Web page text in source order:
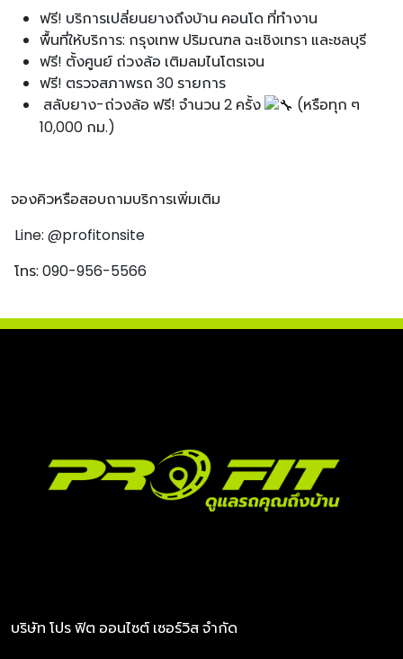
ฟรี! บริการเปลี่ยนยางถึงบ้าน คอนโด ที่ทำงาน
พื้นที่ให้บริการ: กรุงเทพ ปริมณฑล ฉะเชิงเทรา และชลบุรี
ฟรี! ตั้งศูนย์ ถ่วงล้อ เติมลมไนโตรเจน
ฟรี! ตรวจสภาพรถ 30 รายการ
สลับยาง-ถ่วงล้อ ฟรี! จำนวน 2 ครั้ง
(หรือทุก ๆ
10,000 กม.)
จองคิวหรือสอบถามบริการเพิ่มเติม
Line: @profitonsite
โทร: 090-956-5566
บริษัท โปร ฟิต ออนไซต์ เซอร์วิส จำกัด